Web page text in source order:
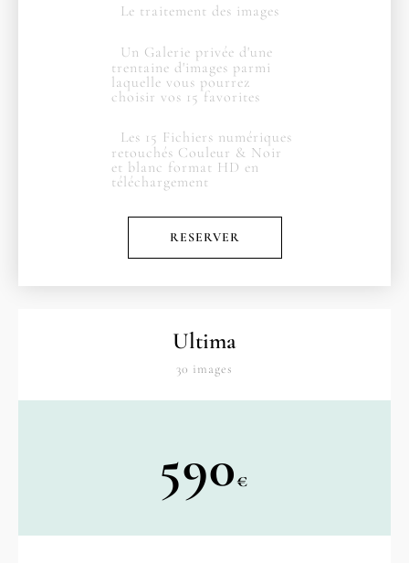
Le traitement des images
Un Galerie privée d'une
trentaine d'images parmi
laquelle vous pourrez
choisir vos 15 favorites
Les 15 Fichiers numériques
retouchés Couleur & Noir
et blanc format HD en
téléchargement
RESERVER
Ultima
30 images
590€